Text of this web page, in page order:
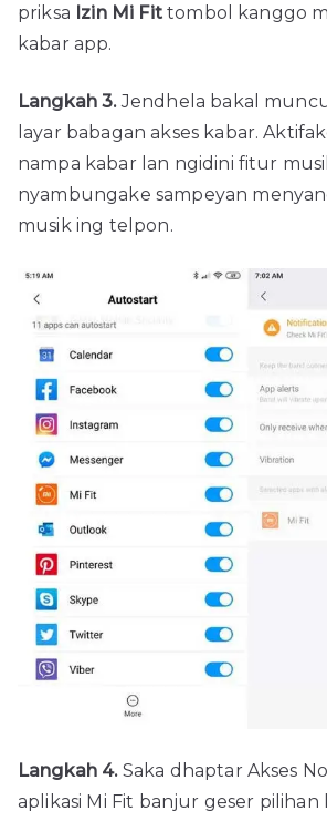
priksa Izin Mi Fittombol kanggo
kabar app.
Langkah 3.Jendhela bakal
layar babagan akses kabar.
nampa kabar lan ngidini fitur
nyambungake sampeyan
musik ing telpon.
Langkah 4.Saka dhaptar Akses
aplikasi Mi Fit banjur geser